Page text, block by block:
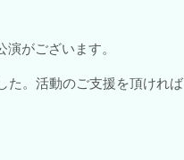
がございます。
た。活動のご支援を頂ければ